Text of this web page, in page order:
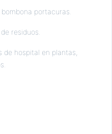
portacuras.
residuos.
hospital en plantas,